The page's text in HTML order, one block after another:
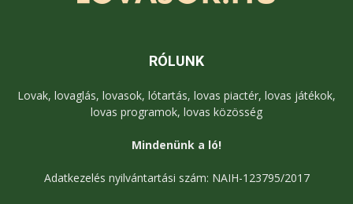
RÓLUNK
Lovak, lovaglás, lovasok, lótartás, lovas piactér, lovas játékok,
lovas programok, lovas közösség
Mindenünk a ló!
Adatkezelés nyilvántartási szám: NAIH-123795/2017